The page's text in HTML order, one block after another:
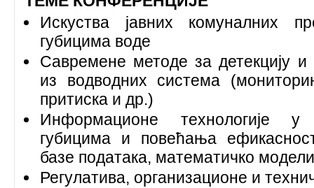
Искуства јавних комуналних
губицима воде
Савремене методе за детекцију
из водводних система
притиска и др.)
Информационе технологије
губицима и повећања
базе података, математичко
Регулатива, организационе и